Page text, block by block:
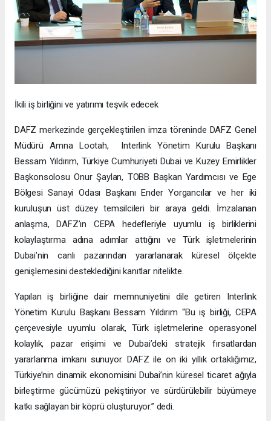
İkili iş birliğini ve yatırımı teşvik edecek
DAFZ merkezinde gerçekleştirilen imza töreninde DAFZ Genel
Müdürü Amna Lootah, Interlink Yönetim Kurulu Başkanı
Bessam Yıldırım, Türkiye Cumhuriyeti Dubai ve Kuzey Emirlikler
Başkonsolosu Onur Şaylan, TOBB Başkan Yardımcısı ve Ege
Bölgesi Sanayi Odası Başkanı Ender Yorgancılar ve her iki
kuruluşun üst düzey temsilcileri bir araya geldi. İmzalanan
anlaşma, DAFZ’ın CEPA hedefleriyle uyumlu iş birliklerini
kolaylaştırma adına adımlar attığını ve Türk işletmelerinin
Dubai’nin canlı pazarından yararlanarak küresel ölçekte
genişlemesini desteklediğini kanıtlar nitelikte.
Yapılan iş birliğine dair memnuniyetini dile getiren Interlink
Yönetim Kurulu Başkanı Bessam Yıldırım “Bu iş birliği, CEPA
çerçevesiyle uyumlu olarak, Türk işletmelerine operasyonel
kolaylık, pazar erişimi ve Dubai’deki stratejik fırsatlardan
yararlanma imkanı sunuyor. DAFZ ile on iki yıllık ortaklığımız,
Türkiye’nin dinamik ekonomisini Dubai’nin küresel ticaret ağıyla
birleştirme gücümüzü pekiştiriyor ve sürdürülebilir büyümeye
katkı sağlayan bir köprü oluşturuyor.” dedi.